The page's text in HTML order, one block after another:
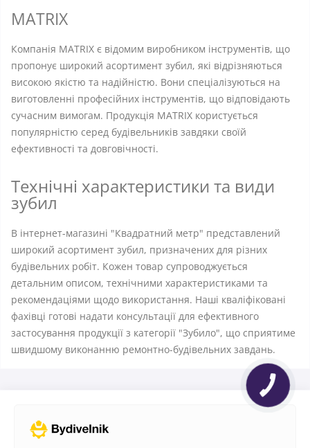
MATRIX
Компанія MATRIX є відомим виробником інструментів, що
пропонує широкий асортимент зубил, які відрізняються
високою якістю та надійністю. Вони спеціалізуються на
виготовленні професійних інструментів, що відповідають
сучасним вимогам. Продукція MATRIX користується
популярністю серед будівельників завдяки своїй
ефективності та довговічності.
Технічні характеристики та види
зубил
В інтернет-магазині "Квадратний метр" представлений
широкий асортимент зубил, призначених для різних
будівельних робіт. Кожен товар супроводжується
детальним описом, технічними характеристиками та
рекомендаціями щодо використання. Наші кваліфіковані
фахівці готові надати консультації для ефективного
застосування продукції з категорії "Зубило", що сприятиме
швидшому виконанню ремонтно-будівельних завдань.